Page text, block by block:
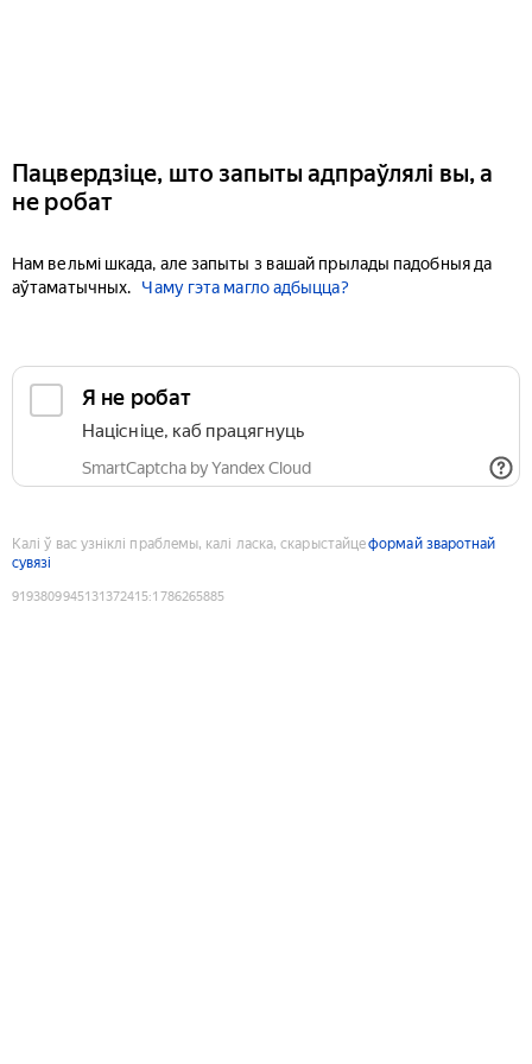
Пацвердзіце, што запыты адпраўлялі вы, а
не робат
Нам вельмі шкада, але запыты з вашай прылады падобныя да
аўтаматычных.
Чаму гэта магло адбыцца?
Я не робат
Націсніце, каб працягнуць
SmartCaptcha by Yandex Cloud
Калі ў вас узніклі праблемы, калі ласка, скарыстайцеформай зваротнай
сувязі
9193809945131372415:1786265885